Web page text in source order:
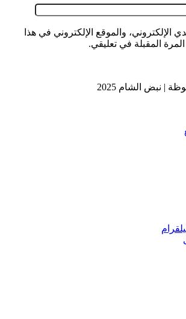
الإلكتروني، والموقع الإلكتروني في هذا
المقبلة في تعليقي.
| نبض الشام 2025